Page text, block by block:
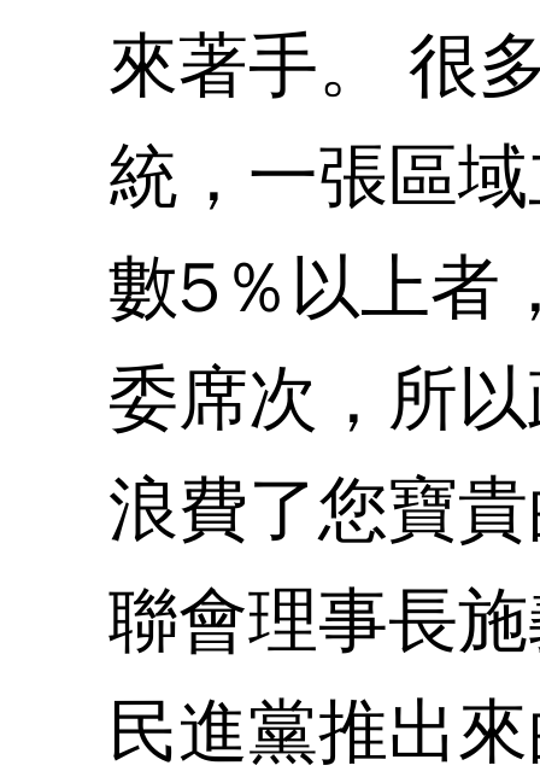
來著手。 很
統，一張區
數5％以上者
委席次，所
浪費了您寶
聯會理事長
民進黨推出